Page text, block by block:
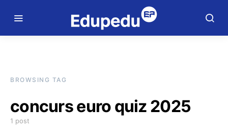
BROWSING TAG
concurs euro quiz 2025
1 post